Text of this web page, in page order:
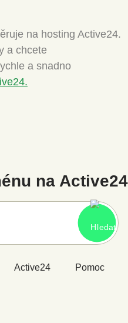
na hosting Active24.
a chcete
a snadno
na
Active24 Pomoc